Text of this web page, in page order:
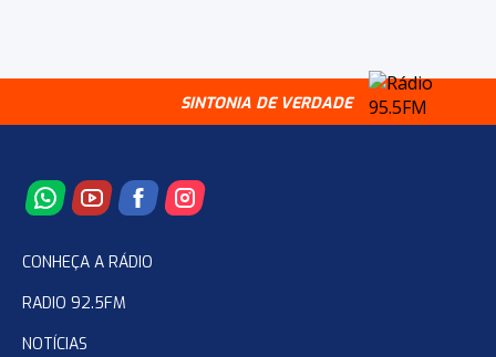
SINTONIA DE VERDADE
CONHEÇA A RÁDIO
RADIO 92.5FM
NOTÍCIAS